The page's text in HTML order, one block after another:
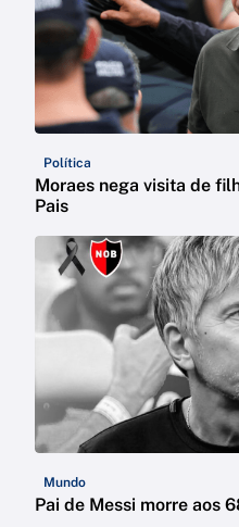
Política
Moraes nega visita de
Pais
Mundo
Pai de Messi morre aos